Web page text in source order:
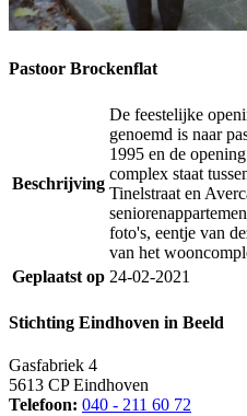
Pastoor Brockenflat
Beschrijving
De feestelijke
genoemd is naar
1995 en de
complex staat
Tinelstraat en
foto's, eentje van
van het
Geplaatst op 24-02-2021
Stichting Eindhoven in Beeld
Gasfabriek 4
5613 CP Eindhoven
Telefoon: 040 - 211 60 72